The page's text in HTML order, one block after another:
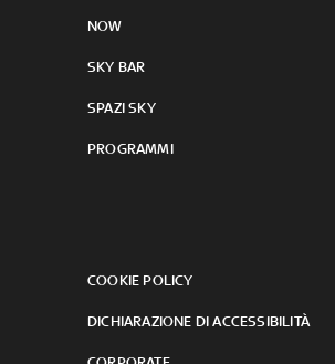
NOW
SKY BAR
SPAZI SKY
PROGRAMMI
COOKIE POLICY
DICHIARAZIONE DI ACCESSIBILITÀ